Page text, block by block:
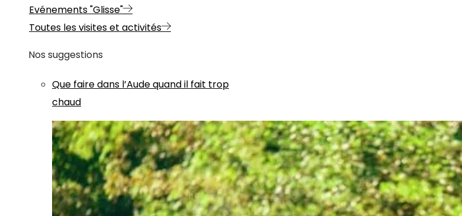
Evénements "Glisse"
Toutes les visites et activités
Nos suggestions
Que faire dans l’Aude quand il fait trop
chaud